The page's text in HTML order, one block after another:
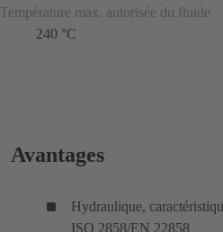
Température max. autorisée du fluide
240 °C
Avantages
Hydraulique,
ISO 2858/EN 22858